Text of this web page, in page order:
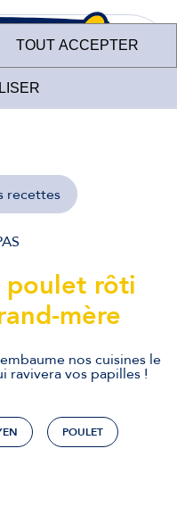
recettes
rôti
mère
nos cuisines le
ravivera vos papilles !
POULET
des
!
nous assurer du bon
en cliquant sur l'icône
site. En autorisant ces
dépôt et la lecture de
TOUT ACCEPTER